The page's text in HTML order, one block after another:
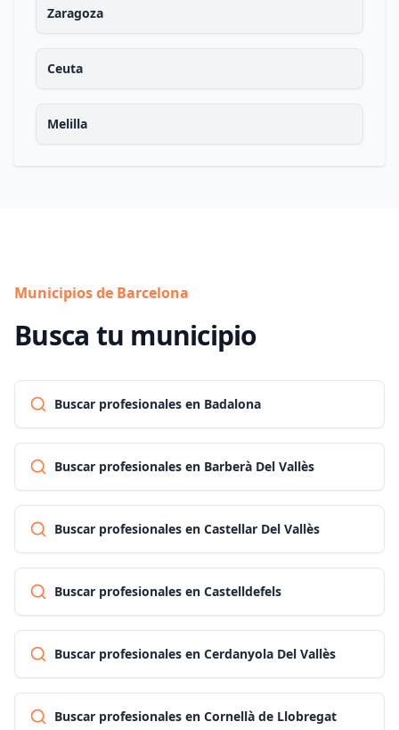
Zaragoza
Ceuta
Melilla
Municipios de Barcelona
Busca tu municipio
Buscar profesionales en Badalona
Buscar profesionales en Barberà Del Vallès
Buscar profesionales en Castellar Del Vallès
Buscar profesionales en Castelldefels
Buscar profesionales en Cerdanyola Del Vallès
Buscar profesionales en Cornellà de Llobregat